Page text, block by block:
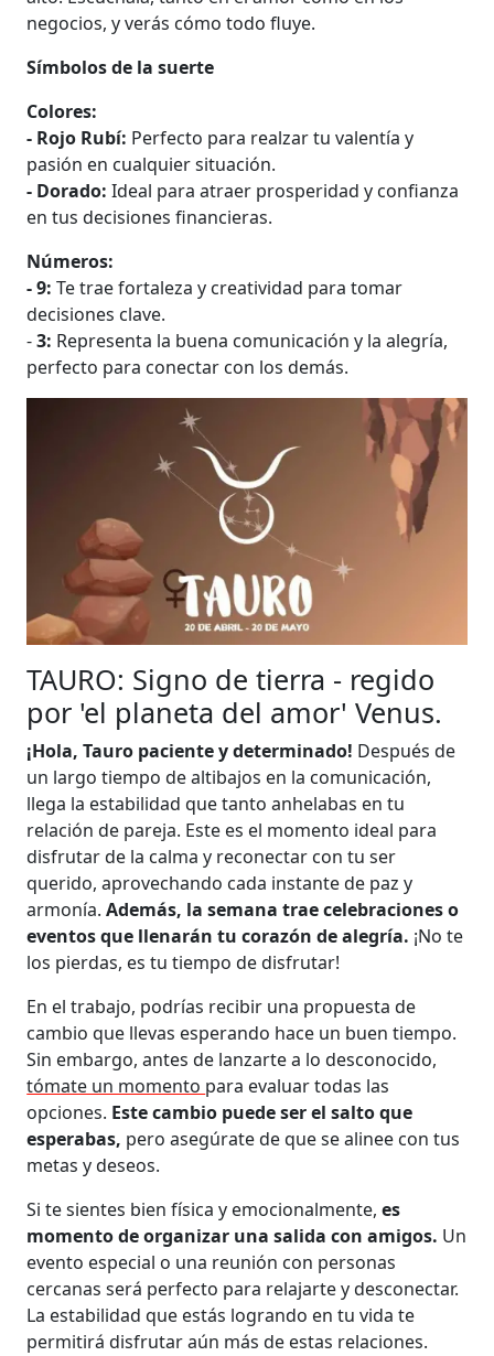
negocios, y verás cómo todo fluye.
Símbolos de la suerte
Colores:
- Rojo Rubí: Perfecto para realzar tu valentía y
pasión en cualquier situación.
- Dorado: Ideal para atraer prosperidad y confianza
en tus decisiones financieras.
Números:
- 9: Te trae fortaleza y creatividad para tomar
decisiones clave.
-3: Representa la buena comunicación y la alegría,
perfecto para conectar con los demás.
TAURO: Signo de tierra - regido
por 'el planeta del amor' Venus.
¡Hola, Tauro paciente y determinado! Después de
un largo tiempo de altibajos en la comunicación,
llega la estabilidad que tanto anhelabas en tu
relación de pareja. Este es el momento ideal para
disfrutar de la calma y reconectar con tu ser
querido, aprovechando cada instante de paz y
armonía. Además, la semana trae celebraciones o
eventos que llenarán tu corazón de alegría. ¡No te
los pierdas, es tu tiempo de disfrutar!
En el trabajo, podrías recibir una propuesta de
cambio que llevas esperando hace un buen tiempo.
Sin embargo, antes de lanzarte a lo desconocido,
tómate un momento para evaluar todas las
opciones. Este cambio puede ser el salto que
esperabas, pero asegúrate de que se alinee con tus
metas y deseos.
Si te sientes bien física y emocionalmente,es
momento de organizar una salida con amigos. Un
evento especial o una reunión con personas
cercanas será perfecto para relajarte y desconectar.
La estabilidad que estás logrando en tu vida te
permitirá disfrutar aún más de estas relaciones.